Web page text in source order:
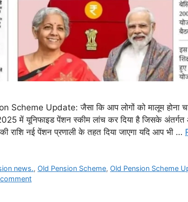
Scheme Update: जैसा कि आप लोगों को मालूम होना
में यूनिफाइड पेंशन स्कीम लांच कर दिया है जिसके अंतर्गत
राशि नई पेंशन प्रणाली के तहत दिया जाएगा यदि आप भी …
news., Old Pension Scheme, Old Pension Scheme